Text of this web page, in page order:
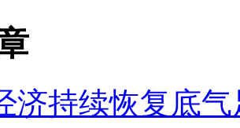
济持续恢复底